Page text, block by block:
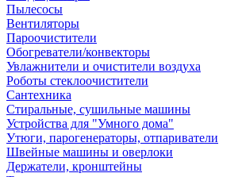
Пылесосы
Вентиляторы
Пароочистители
Обогреватели/конвекторы
Увлажнители и очистители воздуха
Роботы стеклоочистители
Сантехника
Стиральные, сушильные машины
Устройства для "Умного дома"
Утюги, парогенераторы, отпариватели
Швейные машины и оверлоки
Держатели, кронштейны